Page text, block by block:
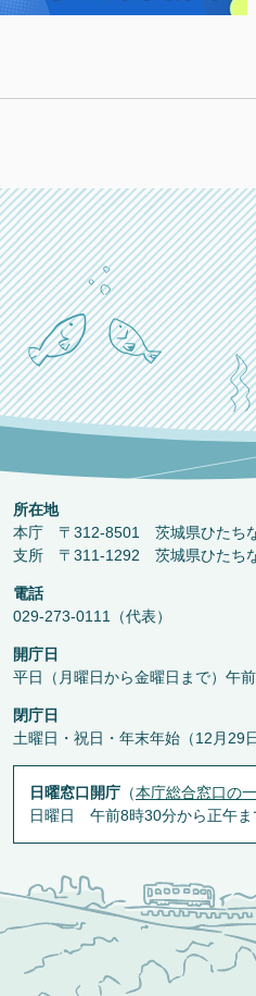
所在地
本庁 〒312-8501 茨城県ひたち
支所 〒311-1292 茨城県ひたち
電話
029-273-0111（代表）
開庁日
平日（月曜日から金曜日まで）午
閉庁日
土曜日・祝日・年末年始（12月29
日曜窓口開庁 （本庁総合窓口の
日曜日 午前8時30分から正午